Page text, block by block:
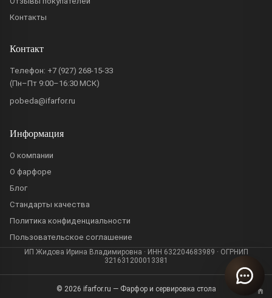
Контакты
Контакт
Телефон: +7 (927) 268-15-33
(Пн–Пт 9:00–16:30 МСК)
pobeda@ifarfor.ru
Информация
О компании
О фарфоре
Блог
Стандарты качества
Политика конфиденциальности
Пользовательское соглашение
ИП Жидова Ирина Владимировна · ИНН 632204683989 · ОГРНИП
321631200013381
© 2026 ifarfor.ru — Фарфор и сервировка стола